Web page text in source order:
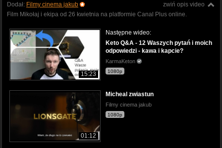
zwiń opis video
Dodał: Filmy cinema jakub
Film Mikołaj i ekipa od 26 kwietnia na platformie Canal Plus online.
15:23
Następne wideo:
Keto Q&A - 12 Waszych pytań i moich
odpowiedzi - kawa i kapcie?
KarmaKeton
1080p
01:12
Micheal zwiastun
Filmy cinema jakub
1080p